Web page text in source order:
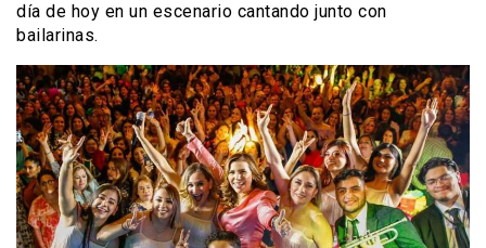
día de hoy en un escenario cantando junto con
bailarinas.